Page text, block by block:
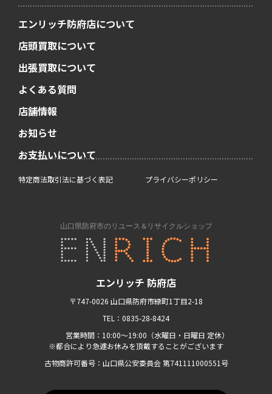
エンリッチ 防府店
〒747-0026 山口県防府市緑町1丁目2-18
TEL：0835-28-8424
営業時間：10:00〜19:00（水曜日・日曜日 定休）
※都合により急遽お休みを頂戴することがございます
古物商許可番号：山口県公安委員会 第741111000551号
エンリッチ防府店について
店頭買取について
出張買取について
よくある質問
店舗情報
お知らせ
お支払いについて
特定商法取引法に基づく表記 プライバシーポリシー